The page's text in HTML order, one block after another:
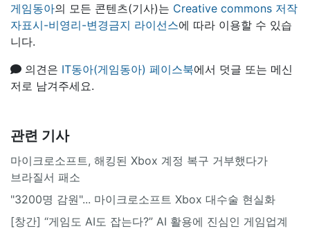
게임동아의 모든 콘텐츠(기사)는 Creative commons 저작
자표시-비영리-변경금지 라이선스에 따라 이용할 수 있습
니다.
의견은 IT동아(게임동아) 페이스북에서 덧글 또는 메신
저로 남겨주세요.
관련 기사
마이크로소프트, 해킹된 Xbox 계정 복구 거부했다가
브라질서 패소
"3200명 감원"... 마이크로소프트 Xbox 대수술 현실화
[창간] “게임도 AI도 잡는다?” AI 활용에 진심인 게임업계